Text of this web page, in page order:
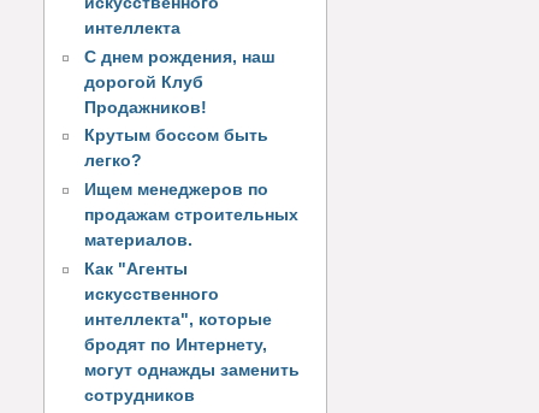
интеллекта
С днем рождения, наш
дорогой Клуб
Продажников!
Крутым боссом быть
легко?
Ищем менеджеров по
продажам строительных
материалов.
Как "Агенты
искусственного
интеллекта", которые
бродят по Интернету,
могут однажды заменить
сотрудников